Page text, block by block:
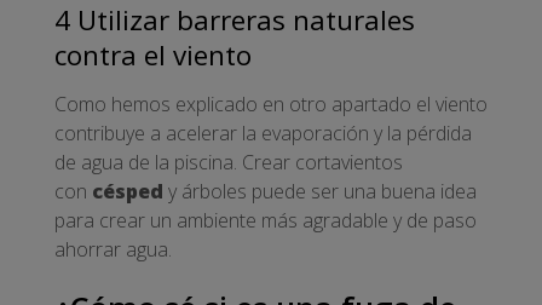
4 Utilizar barreras naturales
contra el viento
Como hemos explicado en otro apartado el viento
contribuye a acelerar la evaporación y la pérdida
de agua de la piscina. Crear cortavientos
con césped y árboles puede ser una buena idea
para crear un ambiente más agradable y de paso
ahorrar agua.